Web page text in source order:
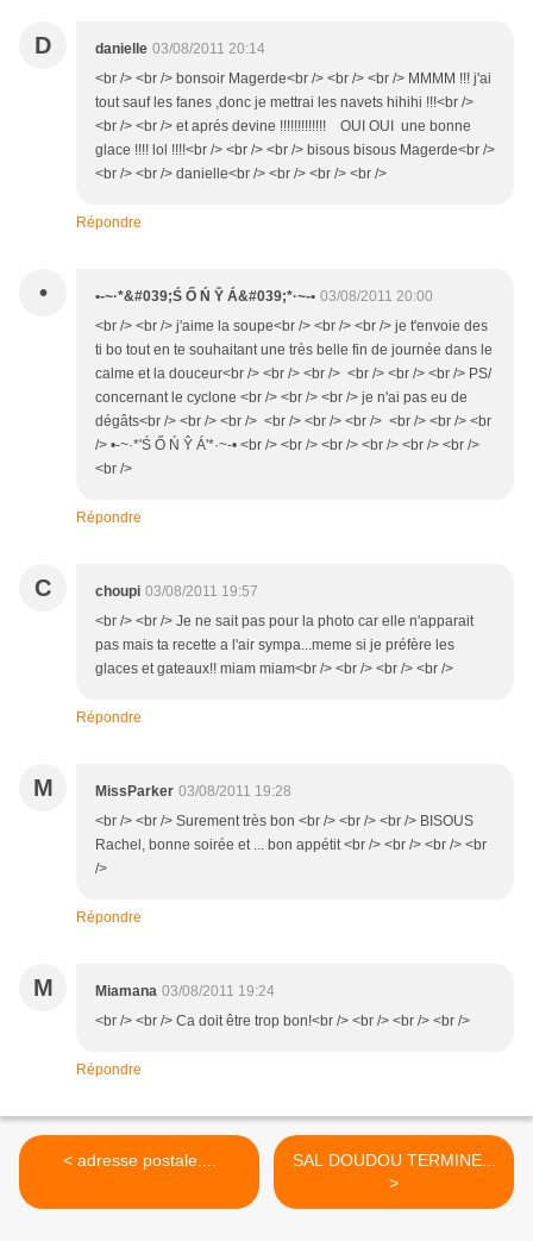
D danielle 03/08/2011 20:14
<br /> <br /> bonsoir Magerde<br /> <br /> <br /> MMMM !!! j'ai
tout sauf les fanes ,donc je mettrai les navets hihihi !!!<br />
<br /> <br /> et aprés devine !!!!!!!!!!!!! OUI OUI une bonne
glace !!!! lol !!!!<br /> <br /> <br /> bisous bisous Magerde<br />
<br /> <br /> danielle<br /> <br /> <br /> <br />
Répondre
• •-~·*&#039;Ś Ő Ń Ŷ Á&#039;*·~-• 03/08/2011 20:00
<br /> <br /> j'aime la soupe<br /> <br /> <br /> je t'envoie des
ti bo tout en te souhaitant une très belle fin de journée dans le
calme et la douceur<br /> <br /> <br /> <br /> <br /> <br /> PS/
concernant le cyclone <br /> <br /> <br /> je n'ai pas eu de
dégâts<br /> <br /> <br /> <br /> <br /> <br /> <br /> <br /> <br
/> •-~·*'Ś Ő Ń Ŷ Á'*·~-• <br /> <br /> <br /> <br /> <br /> <br />
<br />
Répondre
C choupi 03/08/2011 19:57
<br /> <br /> Je ne sait pas pour la photo car elle n'apparait
pas mais ta recette a l'air sympa...meme si je préfère les
glaces et gateaux!! miam miam<br /> <br /> <br /> <br />
Répondre
M MissParker 03/08/2011 19:28
<br /> <br /> Surement très bon <br /> <br /> <br /> BISOUS
Rachel, bonne soirée et ... bon appétit <br /> <br /> <br /> <br
/>
Répondre
M Miamana 03/08/2011 19:24
<br /> <br /> Ca doit être trop bon!<br /> <br /> <br /> <br />
Répondre
< adresse postale....
SAL DOUDOU TERMINE...
>